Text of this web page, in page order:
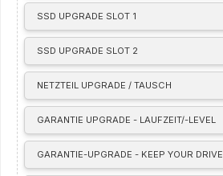
SSD UPGRADE SLOT 1
SSD UPGRADE SLOT 2
NETZTEIL UPGRADE / TAUSCH
GARANTIE UPGRADE - LAUFZEIT/-LEVEL
GARANTIE-UPGRADE - KEEP YOUR DRIVE